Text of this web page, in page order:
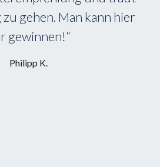
fühlt sich als Mandant
gut vertreten.